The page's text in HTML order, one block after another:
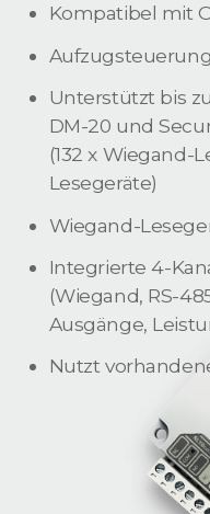
Kompatibel mit
Unterstützt bis
DM-20 und
(132 x Wiegand-
Lesegeräte)
Wiegand-
Integrierte 4-
(Wiegand, RS-
Ausgänge,
Nutzt